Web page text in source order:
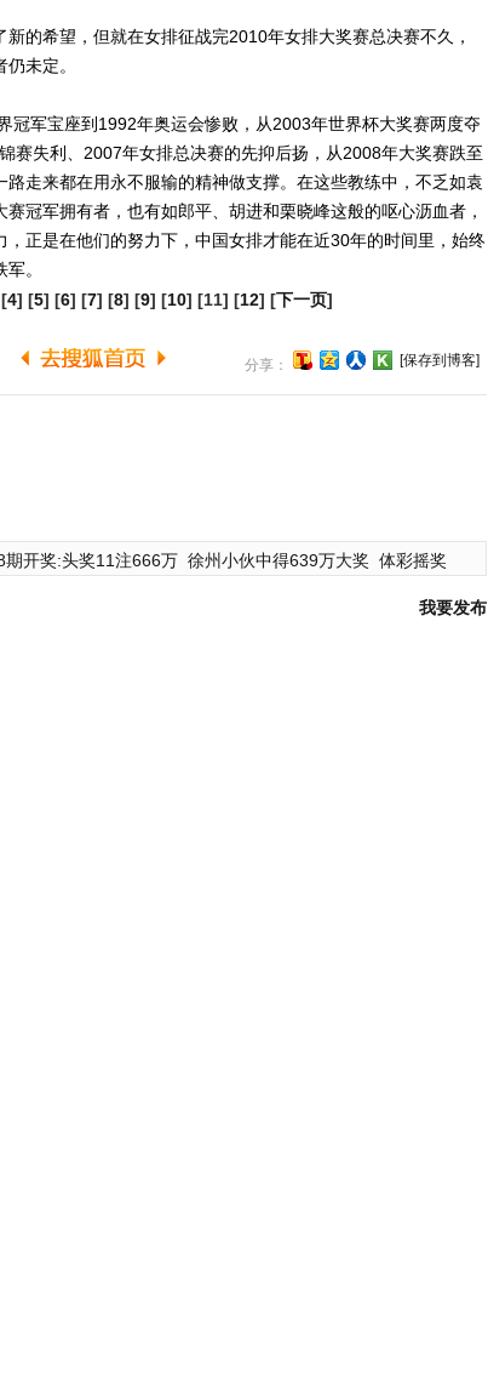
希望，但就在女排征战完2010年女排大奖赛总决赛不久，
未定。
军宝座到1992年奥运会惨败，从2003年世界杯大奖赛两度夺
赛失利、2007年女排总决赛的先抑后扬，从2008年大奖赛跌至
走来都在用永不服输的精神做支撑。在这些教练中，不乏如袁
冠军拥有者，也有如郎平、胡进和栗晓峰这般的呕心沥血者，
正是在他们的努力下，中国女排才能在近30年的时间里，始终
。
4] [5] [6] [7] [8] [9] [10] [11] [12] [下一页]
分享： [保存到博客]
期开奖:头奖11注666万 徐州小伙中得639万大奖 体彩摇奖
我要发布